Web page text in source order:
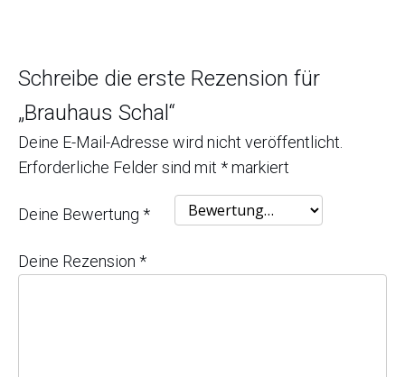
Schreibe die erste Rezension für
„Brauhaus Schal“
Deine E-Mail-Adresse wird nicht veröffentlicht.
Erforderliche Felder sind mit *markiert
Deine Bewertung *
Deine Rezension *